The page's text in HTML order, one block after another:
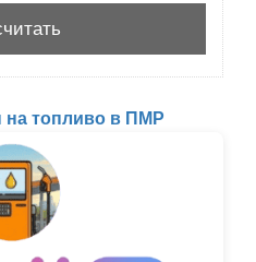
на топливо в ПМР